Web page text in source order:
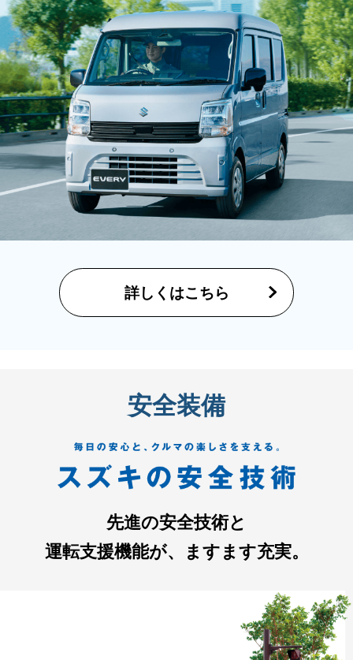
詳しくはこちら
安全装備
先進の安全技術と
運転支援機能が、ますます充実。